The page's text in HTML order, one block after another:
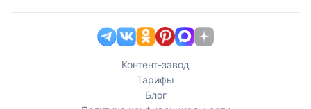
Контент-завод
Тарифы
Блог